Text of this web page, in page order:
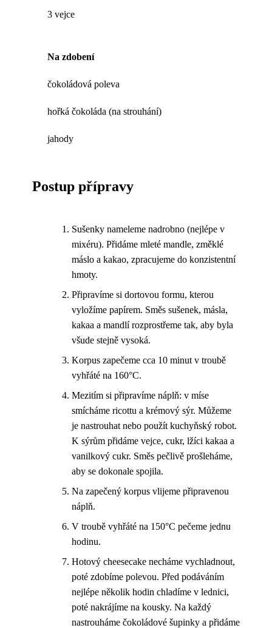
3 vejce
Na zdobení
čokoládová poleva
hořká čokoláda (na strouhání)
jahody
Postup přípravy
Sušenky nameleme nadrobno (nejlépe v
mixéru). Přidáme mleté mandle, změklé
máslo a kakao, zpracujeme do konzistentní
hmoty.
Připravíme si dortovou formu, kterou
vyložíme papírem. Směs sušenek, másla,
kakaa a mandlí rozprostřeme tak, aby byla
všude stejně vysoká.
Korpus zapečeme cca 10 minut v troubě
vyhřáté na 160°C.
Mezitím si připravíme náplň: v míse
smícháme ricottu a krémový sýr. Můžeme
je nastrouhat nebo použít kuchyňský robot.
K sýrům přidáme vejce, cukr, lžíci kakaa a
vanilkový cukr. Směs pečlivě prošleháme,
aby se dokonale spojila.
Na zapečený korpus vlijeme připravenou
náplň.
V troubě vyhřáté na 150°C pečeme jednu
hodinu.
Hotový cheesecake necháme vychladnout,
poté zdobíme polevou. Před podáváním
nejlépe několik hodin chladíme v lednici,
poté nakrájíme na kousky. Na každý
nastrouháme čokoládové šupinky a přidáme